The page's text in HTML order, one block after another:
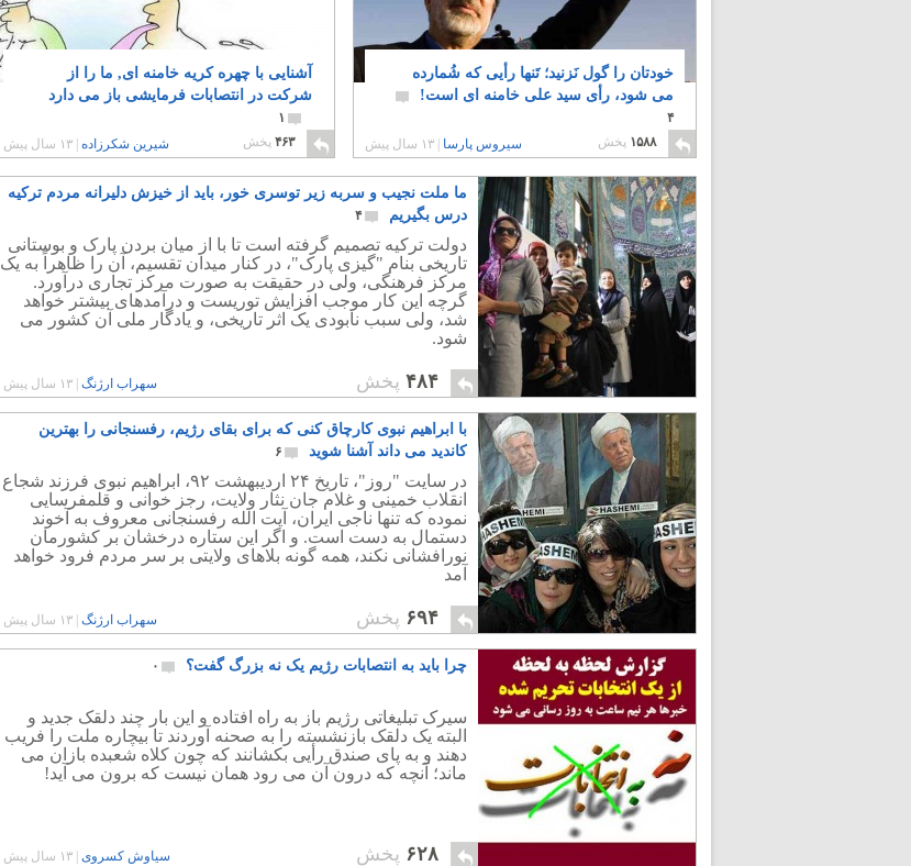
خودتان را گول نَزنید؛ تَنها رأیی که شُمارده
می شود، رأی سید علی خامنه ای است!
۴
۱۵۸۸ پخش سیروس پارسا |۱۳ سال پیش
آشنایی با چهره کریه خامنه ای, ما را از
شرکت در انتصابات فرمایشی باز می دارد
۱
۴۶۳پخش شیرین شکرزاده ۱۳ سال پیش
ما ملت نجیب و سربه زیر توسری خور، باید از خیزش دلیرانه مردم ترکیه
درس بگیریم
۴
دولت ترکیه تصمیم گرفته است تا با از میان بردن پارک و بوستانی
تاریخی بنام "گیزی پارک"، در کنار میدان تقسیم، آن را ظاهراً به یک
مرکز فرهنگی، ولی در حقیقت به صورت مرکز تجاری درآورد.
گرچه این کار موجب افزایش توریست و درآمدهای بیشتر خواهد
شد، ولی سبب نابودی یک اثر تاریخی، و یادگار ملی آن کشور می
شود.
۴۸۴ پخش سهراب ارژنگ ۱۳ سال پیش
با ابراهیم نبوی کارچاق کنی که برای بقای رژیم، رفسنجانی را بهترین
کاندید می داند آشنا شوید
۶
در سایت "روز"، تاریخ ۲۴ اردیبهشت ۹۲، ابراهیم نبوی فرزند شجاع
انقلاب خمینی و غلام جان نثار ولایت، رجز خوانی و قلمفرسایی
نموده که تنها ناجی ایران، آیت الله رفسنجانی معروف به آخوند
دستمال به دست است. و اگر این ستاره درخشان بر کشورمان
نورافشانی نکند، همه گونه بلاهای ولایتی بر سر مردم فرود خواهد
آمد
۶۹۴ پخش سهراب ارژنگ ۱۳ سال پیش
چرا باید به انتصابات رژیم یک نه بزرگ گفت؟ ۰
سیرک تبلیغاتی رژیم باز به راه افتاده و این بار چند دلقک جدید و
البته یک دلقک بازنشسته را به صحنه آوردند تا بیچاره ملت را فریب
دهند و به پای صندق رأیی بکشانند که چون کلاه شعبده بازان می
ماند؛ آنچه که درون آن می رود همان نیست که برون می آید!
۶۲۸ پخش سیاوش کسروی ۱۳ سال پیش